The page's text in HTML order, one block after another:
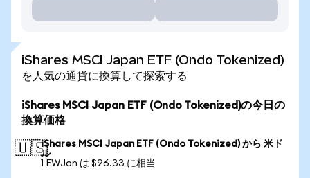
iShares MSCI Japan ETF (Ondo Tokenized)
を人気の通貨に換算して探索する
iShares MSCI Japan ETF (Ondo Tokenized)の今日の
換算価格
🇺🇸iShares MSCI Japan ETF (Ondo Tokenized) から 米ド
ル
1 EWJon は $96.33 に相当